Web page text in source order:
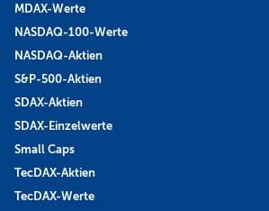
MDAX-Werte
NASDAQ-100-Werte
NASDAQ-Aktien
S&P-500-Aktien
SDAX-Aktien
SDAX-Einzelwerte
Small Caps
TecDAX-Aktien
TecDAX-Werte